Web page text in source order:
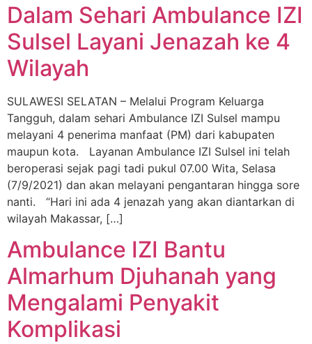
Dalam Sehari Ambulance IZI
Sulsel Layani Jenazah ke 4
Wilayah
SULAWESI SELATAN – Melalui Program Keluarga
Tangguh, dalam sehari Ambulance IZI Sulsel mampu
melayani 4 penerima manfaat (PM) dari kabupaten
maupun kota. Layanan Ambulance IZI Sulsel ini telah
beroperasi sejak pagi tadi pukul 07.00 Wita, Selasa
(7/9/2021) dan akan melayani pengantaran hingga sore
nanti. “Hari ini ada 4 jenazah yang akan diantarkan di
wilayah Makassar, […]
Ambulance IZI Bantu
Almarhum Djuhanah yang
Mengalami Penyakit
Komplikasi